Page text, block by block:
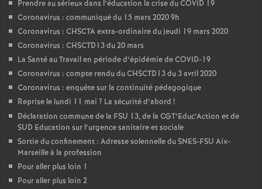
Prendre au sérieux dans l’éducation la crise du COVID 19
Coronavirus : communiqué du 15 mars 2020 9h
Coronavirus : CHSCTA extra-ordinaire du jeudi 19 mars 2020
Coronavirus : CHSCTD13 du 20 mars
La Santé au Travail en période d’épidémie de COVID-19
Coronavirus : compte rendu du CHSCTD13 du 3 avril 2020
Coronavirus : enquête sur la continuité pédagogique
Reprise le lundi 11 mai ? La sécurité d’abord !
Déclaration commune de la FSU 13, de la CGT’Educ’Action et de
SUD Education sur l’urgence sanitaire et sociale
Sortie du confinement : Adresse solennelle du SNES-FSU Aix-
Marseille à la profession
Pour aller plus loin 1
Pour aller plus loin 2